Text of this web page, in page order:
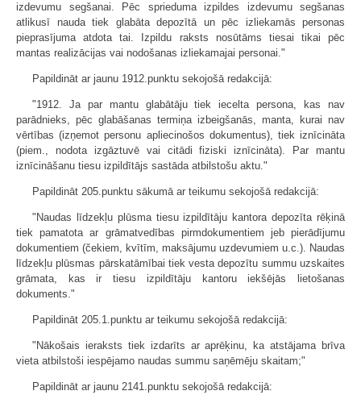
izdevumu segšanai. Pēc sprieduma izpildes izdevumu segšanas
atlikusī nauda tiek glabāta depozītā un pēc izliekamās personas
pieprasījuma atdota tai. Izpildu raksts nosūtāms tiesai tikai pēc
mantas realizācijas vai nodošanas izliekamajai personai."
Papildināt ar jaunu 1912.punktu sekojošā redakcijā:
"1912. Ja par mantu glabātāju tiek iecelta persona, kas nav
parādnieks, pēc glabāšanas termiņa izbeigšanās, manta, kurai nav
vērtības (izņemot personu apliecinošos dokumentus), tiek iznīcināta
(piem., nodota izgāztuvē vai citādi fiziski iznīcināta). Par mantu
iznīcināšanu tiesu izpildītājs sastāda atbilstošu aktu."
Papildināt 205.punktu sākumā ar teikumu sekojošā redakcijā:
"Naudas līdzekļu plūsma tiesu izpildītāju kantora depozīta rēķinā
tiek pamatota ar grāmatvedības pirmdokumentiem jeb pierādījumu
dokumentiem (čekiem, kvītīm, maksājumu uzdevumiem u.c.). Naudas
līdzekļu plūsmas pārskatāmībai tiek vesta depozītu summu uzskaites
grāmata, kas ir tiesu izpildītāju kantoru iekšējās lietošanas
dokuments."
Papildināt 205.1.punktu ar teikumu sekojošā redakcijā:
"Nākošais ieraksts tiek izdarīts ar aprēķinu, ka atstājama brīva
vieta atbilstoši iespējamo naudas summu saņēmēju skaitam;"
Papildināt ar jaunu 2141.punktu sekojošā redakcijā: